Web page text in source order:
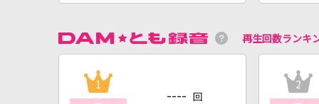
再生回数ランキ
1
---- 回
2